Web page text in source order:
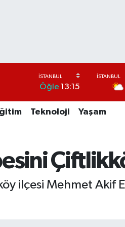
Öğle 13:15
Teknoloji Yaşam
ilçesi Mehmet Akif